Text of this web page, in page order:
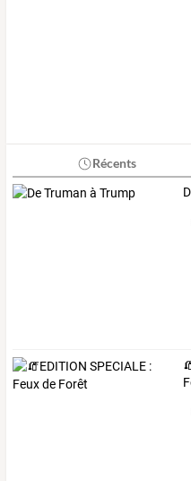
Récents